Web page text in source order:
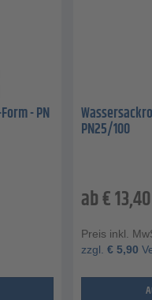
- PN
PN25/100
ab€13,40
Preis inkl.
zzgl. € 5,90